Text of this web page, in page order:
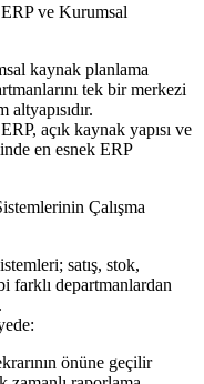
ve Kurumsal
kaynak planlama
tek bir merkezi
açık kaynak yapısı ve
en esnek ERP
Çalışma
satış, stok,
farklı departmanlardan
önüne geçilir